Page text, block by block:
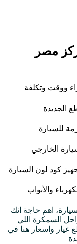
مصر
ووقت وتكلفة
الجديدة
للسيارة
الخارجي
كود لون السيارة
والأبواب
اهم حاجة انك
السمكرة اللي
واسعار هنا في